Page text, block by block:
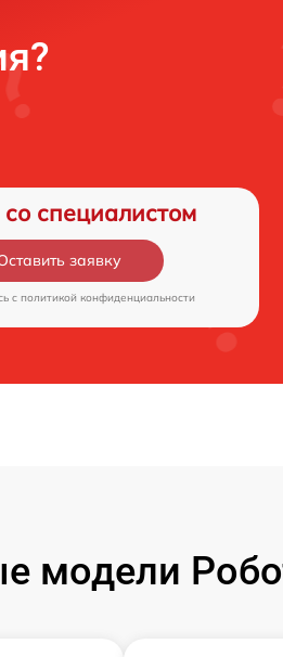
специалистом
заявку
c политикой конфиденциальности
модели